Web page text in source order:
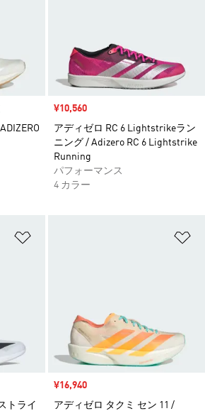
セール価格
¥10,560
アディゼロ RC 6 Lightstrikeラン
ニング / Adizero RC 6 Lightstrike
Running
パフォーマンス
4 カラー
トライ
セール価格
¥16,940
アディゼロ タクミ セン 11 /